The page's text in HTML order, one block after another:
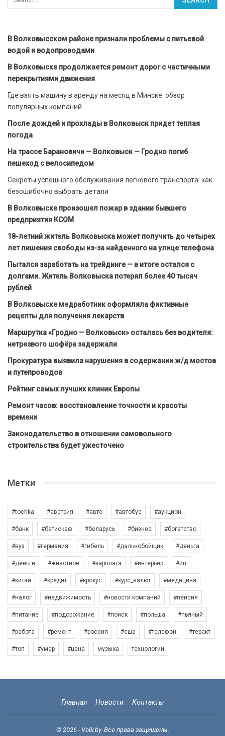
В Волковысском районе признали проблемы с питьевой
водой и водопроводами
В Волковыске продолжается ремонт дорог с частичными
перекрытиями движения
Где взять машину в аренду на месяц в Минске: обзор
популярных компаний
После дождей и прохлады в Волковыск придет теплая
погода
На трассе Барановичи — Волковыск — Гродно погиб
пешеход с велосипедом
Секреты успешного обслуживания легкового транспорта: как
безошибочно выбрать детали
В Волковыске произошел пожар в здании бывшего
предприятия КСОМ
18-летний житель Волковыска может получить до четырех
лет лишения свободы из-за найденного на улице телефона
Пытался заработать на трейдинге — в итоге остался с
долгами. Житель Волковыска потерял более 40 тысяч
рублей
В Волковыске медработник оформляла фиктивные
рецепты для получения лекарств
Маршрутка «Гродно — Волковыск» осталась без водителя:
нетрезвого шофёра задержали
Прокуратура выявила нарушения в содержании ж/д мостов
и путепроводов
Рейтинг самых лучших клиник Европы
Ремонт часов: восстановление точности и красоты
времени
Законодательство в отношении самовольного
строительства будет ужесточено
Метки
#tochka #австрия #авто #автобус #аукцион
#банк #батискаф #беларусь #бизнес #богатство
#вуз #германия #гибель #дальнобойщик #деньга
#деньги #животное #зарплата #интерьер #ип
#китай #кредит #крокус #курс_валют #медицина
#налог #недвижимость #новости компаний #пенсия
#питание #подорожание #поиск #польша #пьяный
#работа #ремонт #россия #сша #телефон #теракт
#топ #умер #цена музыка технологии
Главная Новости Контакты
© 2026 - Volk.by. Все права защищены.